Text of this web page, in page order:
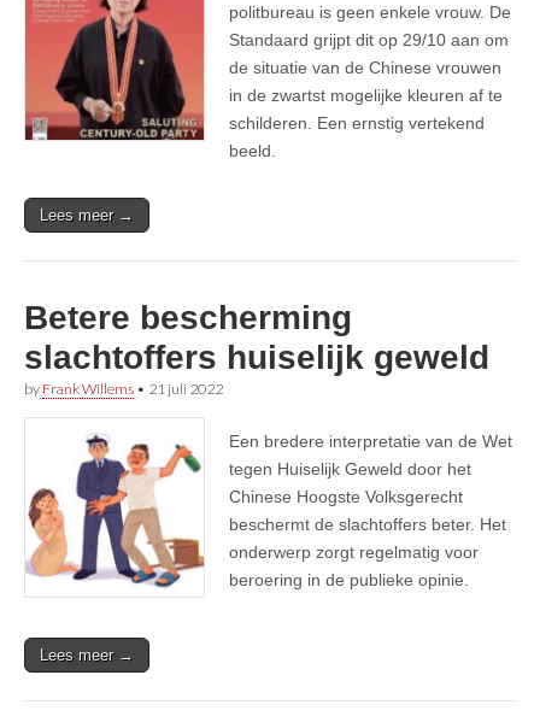
politbureau is geen enkele vrouw. De
Standaard grijpt dit op 29/10 aan om
de situatie van de Chinese vrouwen
in de zwartst mogelijke kleuren af te
schilderen. Een ernstig vertekend
beeld.
Lees meer →
Betere bescherming
slachtoffers huiselijk geweld
by Frank Willems • 21 juli 2022
Een bredere interpretatie van de Wet
tegen Huiselijk Geweld door het
Chinese Hoogste Volksgerecht
beschermt de slachtoffers beter. Het
onderwerp zorgt regelmatig voor
beroering in de publieke opinie.
Lees meer →